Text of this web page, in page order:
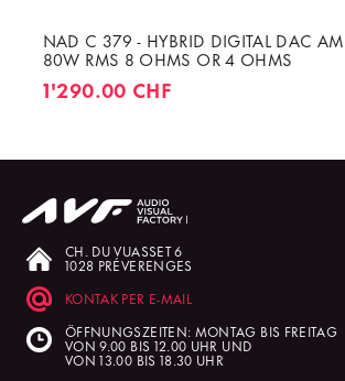
NAD C 379 - HYBRID DIGITAL DAC
80W RMS 8 OHMS OR 4 OHMS
1'290.00 CHF
CH. DU VUASSET 6
1028 PRÉVERENGES
KONTAK PER E-MAIL
ÖFFNUNGSZEITEN: MONTAG BIS FREITAG
VON 9.00 BIS 12.00 UHR UND
VON 13.00 BIS 18.30 UHR